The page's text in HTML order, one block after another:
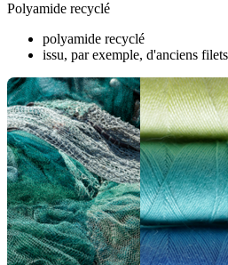
Polyamide recyclé
polyamide recyclé
issu, par exemple, d'anciens